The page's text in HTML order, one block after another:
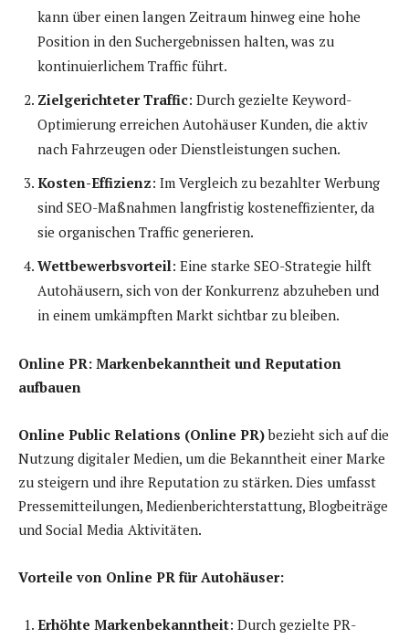
kann über einen langen Zeitraum hinweg eine hohe
Position in den Suchergebnissen halten, was zu
kontinuierlichem Traffic führt.
Zielgerichteter Traffic: Durch gezielte Keyword-
Optimierung erreichen Autohäuser Kunden, die aktiv
nach Fahrzeugen oder Dienstleistungen suchen.
Kosten-Effizienz: Im Vergleich zu bezahlter Werbung
sind SEO-Maßnahmen langfristig kosteneffizienter, da
sie organischen Traffic generieren.
Wettbewerbsvorteil: Eine starke SEO-Strategie hilft
Autohäusern, sich von der Konkurrenz abzuheben und
in einem umkämpften Markt sichtbar zu bleiben.
Online PR: Markenbekanntheit und Reputation
aufbauen
Online Public Relations (Online PR)bezieht sich auf die
Nutzung digitaler Medien, um die Bekanntheit einer Marke
zu steigern und ihre Reputation zu stärken. Dies umfasst
Pressemitteilungen, Medienberichterstattung, Blogbeiträge
und Social Media Aktivitäten.
Vorteile von Online PR für Autohäuser:
Erhöhte Markenbekanntheit: Durch gezielte PR-